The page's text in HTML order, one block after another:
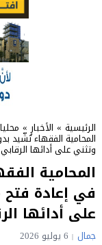
الرئيسية » الأخبار »
المحامية الفقهاء تُشّيد
وتثني على أدائها
المحامية
في إعادة فتح
على أدائها
جمال 6 يوليو 2026